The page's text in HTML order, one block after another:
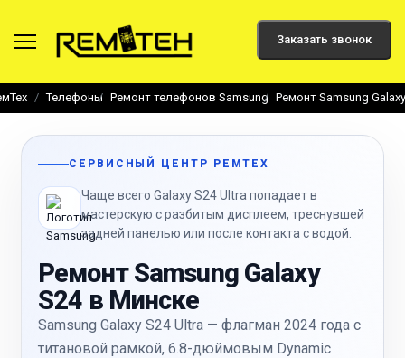
Заказать звонок
Телефоны Ремонт телефонов Samsung Ремонт Samsung
СЕРВИСНЫЙ ЦЕНТР РЕМТЕХ
Чаще всего Galaxy S24 Ultra попадает в
мастерскую с разбитым дисплеем, треснувшей
задней панелью или после контакта с водой.
Ремонт Samsung Galaxy
S24 в Минске
Samsung Galaxy S24 Ultra — флагман 2024 года с
титановой рамкой, 6.8-дюймовым Dynamic